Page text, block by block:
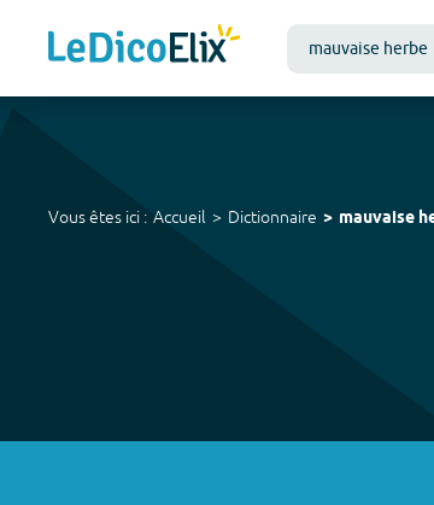
Vous êtes ici : Accueil Dictionnaire mauvaise